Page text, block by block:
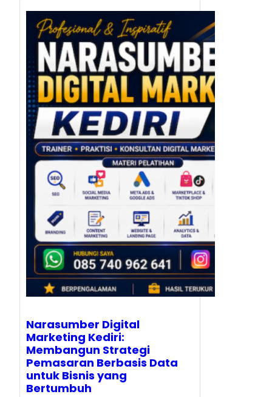
Narasumber Digital
Marketing Kediri:
Membangun Strategi
Pemasaran Berbasis Data
untuk Bisnis yang
Bertumbuh